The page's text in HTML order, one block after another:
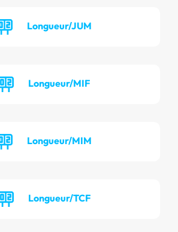
Longueur/JUM
Longueur/MIF
Longueur/MIM
Longueur/TCF